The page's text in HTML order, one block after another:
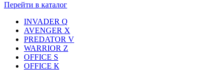
Перейти в каталог
INVADER Q
AVENGER X
PREDATOR V
WARRIOR Z
OFFICE S
OFFICE К